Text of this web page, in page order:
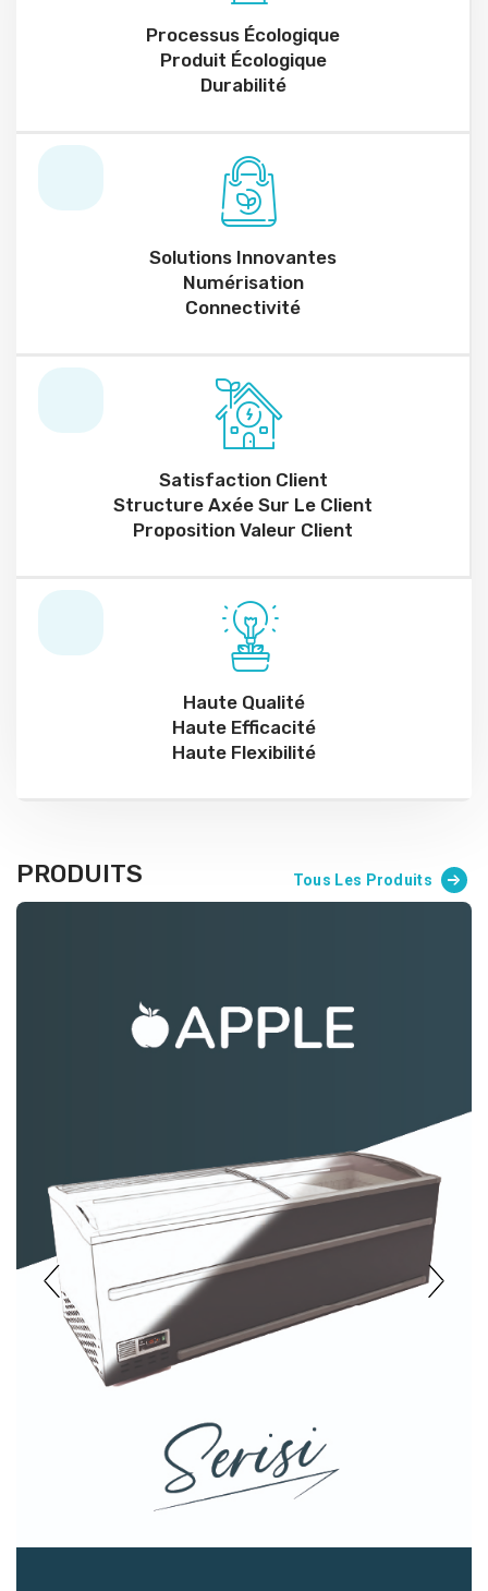
Processus Écologique
Produit Écologique
Durabilité
Solutions Innovantes
Numérisation
Connectivité
Satisfaction Client
Structure Axée Sur Le Client
Proposition Valeur Client
Haute Qualité
Haute Efficacité
Haute Flexibilité
PRODUITS Tous Les Produits